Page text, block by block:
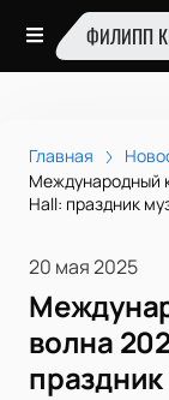
ФИЛИПП
Главная
Международный
Hall: праздник
20 мая 2025
волна